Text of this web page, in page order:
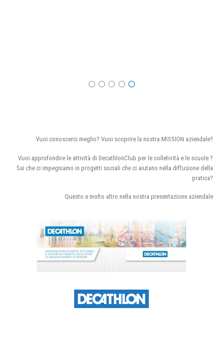
Vuoi conoscerci meglio? Vuoi scoprire la nostra MISSION aziendale?
Vuoi approfondire le attività di DecathlonClub per le colletività e le scuole ?
Sai che ci impegniamo in progetti sociali che ci aiutano nella diffusione della
pratica?
Questo e molto altro nella nostra presentazione aziendale